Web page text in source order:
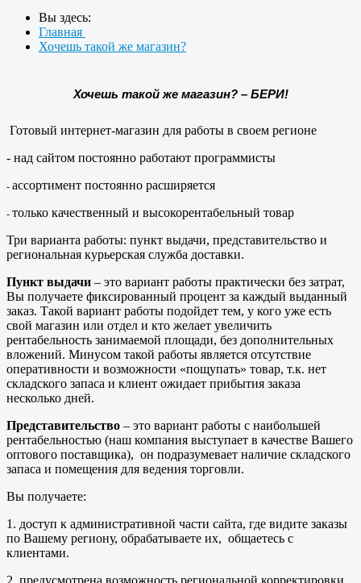
Вы здесь:
Главная
Хочешь такой же магазин?
Хочешь такой же магазин? – БЕРИ!
Готовый интернет-магазин для работы в своем регионе
- над сайтом постоянно работают программисты
- ассортимент постоянно расширяется
- только качественный и высокорентабельный товар
Три варианта работы: пункт выдачи, представительство и
региональная курьерская служба доставки.
Пункт выдачи – это вариант работы практически без затрат,
Вы получаете фиксированный процент за каждый выданный
заказ. Такой вариант работы подойдет тем, у кого уже есть
свой магазин или отдел и кто желает увеличить
рентабельность занимаемой площади, без дополнительных
вложений. Минусом такой работы является отсутствие
оперативности и возможности «пощупать» товар, т.к. нет
складского запаса и клиент ожидает прибытия заказа
несколько дней.
Представительство – это вариант работы с наибольшей
рентабельностью (наш компания выступает в качестве Вашего
оптового поставщика), он подразумевает наличие складского
запаса и помещения для ведения торговли.
Вы получаете:
1. доступ к административной части сайта, где видите заказы
по Вашему региону, обрабатываете их, общаетесь с
клиентами.
2. предусмотрена возможность региональной корректировки